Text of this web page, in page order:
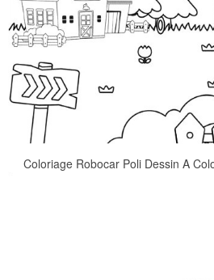
Coloriage Robocar Poli Dessin A